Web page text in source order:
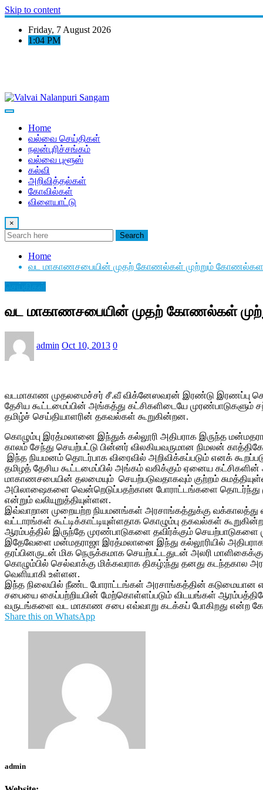
Skip to content
Friday, 7 August 2026
1:04 PM
Home
வல்வை செய்திகள்
நலன்புரிச்சங்கம்
வல்வை புளூஸ்
கல்வி
அறிவித்தல்கள்
கோவில்கள்
விளையாட்டு
×
Search
Home
வட மாகாணசபையின் முதற் கோணல்கள் முற்றும்
வட மாகாணசபையின் முதற் கோணல்கள்
admin Oct 10, 2013 0
வடமாகாண முதலமைச்சர் சீ.வீ விக்னேஸவரன் இரண்டு இரணப்பு
தேசிய கூட்டமைப்பின் அங்கத்து கட்சிகளிடையே
தமிழ்ச் செய்தியாளரின் தகவல்கள் கூறுகின்றன.
கொழும்பு இரத்மலானை இந்துக் கல்லூரி அதிபராக இருந்த
காலம் சேந்து செயற்பட்டு பின்னர் விலகியவருமான நிமலன்
இந்த நியமனம் தொடர்பாக விரைவில் அறிவிக்கப்படும் எனக்
தமிழத் தேசிய கூட்டமைப்பில் அங்கம் வகிக்கும் ஏனைய
மாகாணசபையின் தலமையும் செயற்படுவதாகவும் குற்றம்
அபிலாஷைகளை வென்றெடுப்பதற்கான போராட்டங்களை
என்றும் வலியுறுத்தியுள்ளன.
இவ்வாறான முறையற்ற நியமனங்கள் அரசாங்கத்துக்கு வக்காலத்து
வட்டாரங்கள் கூட்டிக்காட்டியுள்ளதாக கொழும்பு தகவல்கள்
ஆரம்பத்தில் இருந்தே முரண்பாடுகளை தவிர்க்கும் செயற்பாடுகளை
இதேவேளை மன்மதராஜா இரத்மலானை இந்து கல்லூரியில்
தரப்பினருடன் மிக நெருக்கமாக செயற்பட்டதுடன் அலரி
கொழும்பில் செல்வாக்கு மிக்கவராக திகழ்;ந்து தனது
வெளியாகி உள்ளன.
இந்த நிலையில் நீண்ட போராட்டங்கள் அரசாங்கத்தின் கடுமையான
சபையை கைப்பற்றியபின் மேற்கொள்ளப்படும் விடயங்கள்
வருடங்களை வட மாகாண சபை எவ்வாறு கடக்கப் போகிறது என்ற
Share this on WhatsApp
admin